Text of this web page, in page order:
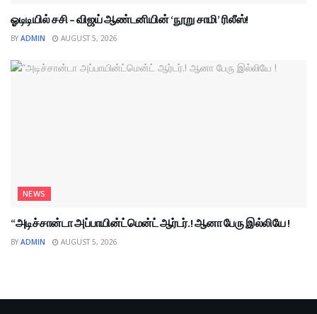
ஓடிடியில் சசி – விஜய் ஆண்டனியின் ‘நூறு சாமி’ ரிலீஸ்!
BY ADMIN AUGUST 5, 2026
NEWS
“அடிச்சான்டா அப்பாயின்ட்மென்ட் ஆர்டர்.! ஆனா பேரு இல்லியே !
BY ADMIN AUGUST 5, 2026